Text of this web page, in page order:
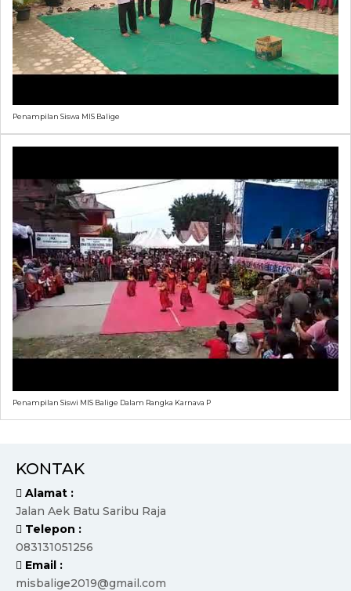
Penampilan Siswa MIS Balige
Penampilan Siswi MIS Balige Dalam Rangka Karnava P
KONTAK
Alamat :
Jalan Aek Batu Saribu Raja
Telepon :
083131051256
Email :
misbalige2019@gmail.com